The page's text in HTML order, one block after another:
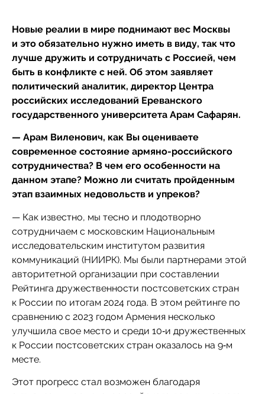
Новые реалии в мире поднимают вес Москвы
и это обязательно нужно иметь в виду, так что
лучше дружить и сотрудничать с Россией, чем
быть в конфликте с ней. Об этом заявляет
политический аналитик, директор Центра
российских исследований Ереванского
государственного университета Арам Сафарян.
— Арам Виленович, как Вы оцениваете
современное состояние армяно-российского
сотрудничества? В чем его особенности на
данном этапе? Можно ли считать пройденным
этап взаимных недовольств и упреков?
— Как известно, мы тесно и плодотворно
сотрудничаем с московским Национальным
исследовательским институтом развития
коммуникаций (НИИРК). Мы были партнерами этой
авторитетной организации при составлении
Рейтинга дружественности постсоветских стран
к России по итогам 2024 года. В этом рейтинге по
сравнению с 2023 годом Армения несколько
улучшила свое место и среди 10‑и дружественных
к России постсоветских стран оказалось на 9‑м
месте.
Этот прогресс стал возможен благодаря